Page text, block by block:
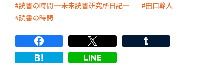
読書の時間 ─未来読書研究所日記─
田口幹人
読書の時間